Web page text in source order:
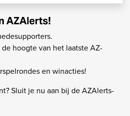
AZAlerts!
hoogte van het laatste AZ-
en winacties!
Sluit je nu aan bij de AZAlerts-